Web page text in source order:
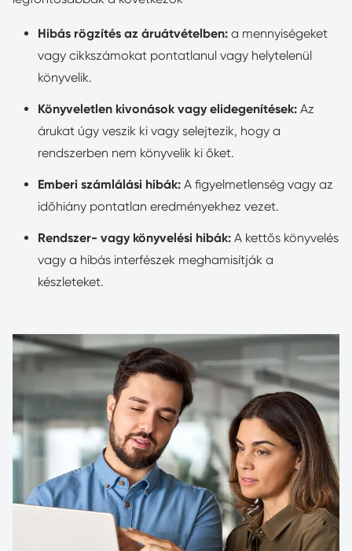
Hibás rögzítés az áruátvételben: a mennyiségeket
vagy cikkszámokat pontatlanul vagy helytelenül
könyvelik.
Könyveletlen kivonások vagy elidegenítések: Az
árukat úgy veszik ki vagy selejtezik, hogy a
rendszerben nem könyvelik ki őket.
Emberi számlálási hibák: A figyelmetlenség vagy az
időhiány pontatlan eredményekhez vezet.
Rendszer- vagy könyvelési hibák: A kettős könyvelés
vagy a hibás interfészek meghamisítják a
készleteket.